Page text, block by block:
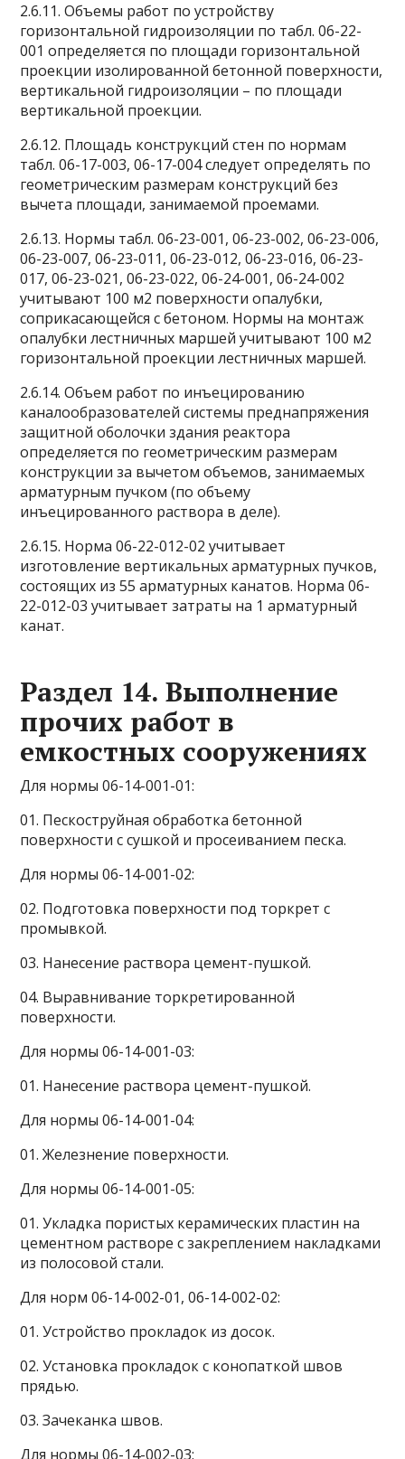
2.6.11. Объемы работ по устройству
горизонтальной гидроизоляции по табл. 06-22-
001 определяется по площади горизонтальной
проекции изолированной бетонной поверхности,
вертикальной гидроизоляции – по площади
вертикальной проекции.
2.6.12. Площадь конструкций стен по нормам
табл. 06-17-003, 06-17-004 следует определять по
геометрическим размерам конструкций без
вычета площади, занимаемой проемами.
2.6.13. Нормы табл. 06-23-001, 06-23-002, 06-23-006,
06-23-007, 06-23-011, 06-23-012, 06-23-016, 06-23-
017, 06-23-021, 06-23-022, 06-24-001, 06-24-002
учитывают 100 м2 поверхности опалубки,
соприкасающейся с бетоном. Нормы на монтаж
опалубки лестничных маршей учитывают 100 м2
горизонтальной проекции лестничных маршей.
2.6.14. Объем работ по инъецированию
каналообразователей системы преднапряжения
защитной оболочки здания реактора
определяется по геометрическим размерам
конструкции за вычетом объемов, занимаемых
арматурным пучком (по объему
инъецированного раствора в деле).
2.6.15. Норма 06-22-012-02 учитывает
изготовление вертикальных арматурных пучков,
состоящих из 55 арматурных канатов. Норма 06-
22-012-03 учитывает затраты на 1 арматурный
канат.
Раздел 14. Выполнение
прочих работ в
емкостных сооружениях
Для нормы 06-14-001-01:
01. Пескоструйная обработка бетонной
поверхности с сушкой и просеиванием песка.
Для нормы 06-14-001-02:
02. Подготовка поверхности под торкрет с
промывкой.
03. Нанесение раствора цемент-пушкой.
04. Выравнивание торкретированной
поверхности.
Для нормы 06-14-001-03:
01. Нанесение раствора цемент-пушкой.
Для нормы 06-14-001-04:
01. Железнение поверхности.
Для нормы 06-14-001-05:
01. Укладка пористых керамических пластин на
цементном растворе с закреплением накладками
из полосовой стали.
Для норм 06-14-002-01, 06-14-002-02:
01. Устройство прокладок из досок.
02. Установка прокладок с конопаткой швов
прядью.
03. Зачеканка швов.
Для нормы 06-14-002-03: